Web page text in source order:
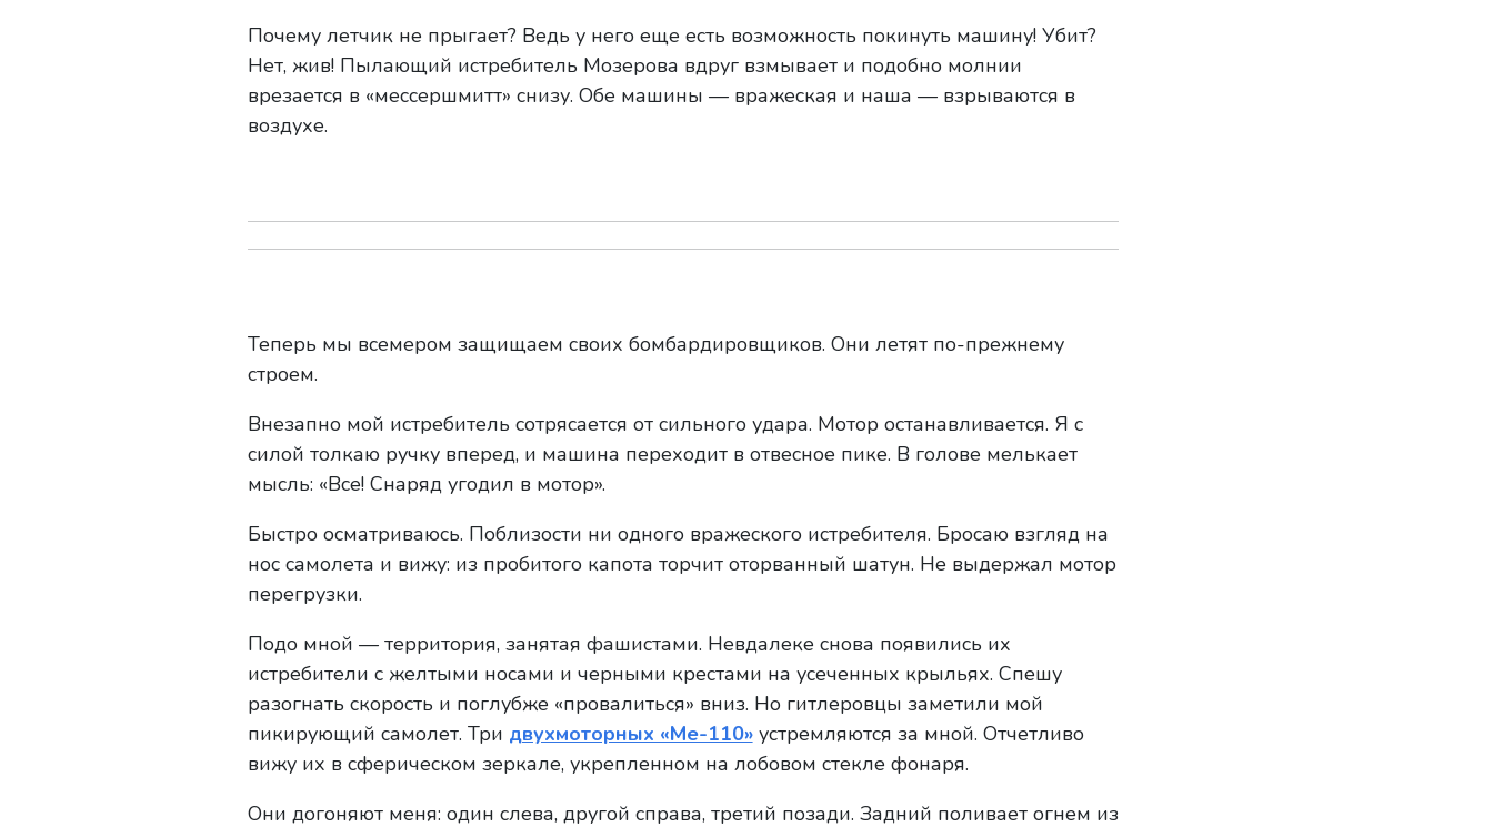
Почему летчик не прыгает? Ведь у него еще есть возможность покинуть машину! Убит?
Нет, жив! Пылающий истребитель Мозерова вдруг взмывает и подобно молнии
врезается в «мессершмитт» снизу. Обе машины — вражеская и наша — взрываются в
воздухе.
Теперь мы всемером защищаем своих бомбардировщиков. Они летят по-прежнему
строем.
Внезапно мой истребитель сотрясается от сильного удара. Мотор останавливается. Я с
силой толкаю ручку вперед, и машина переходит в отвесное пике. В голове мелькает
мысль: «Все! Снаряд угодил в мотор».
Быстро осматриваюсь. Поблизости ни одного вражеского истребителя. Бросаю взгляд на
нос самолета и вижу: из пробитого капота торчит оторванный шатун. Не выдержал мотор
перегрузки.
Подо мной — территория, занятая фашистами. Невдалеке снова появились их
истребители с желтыми носами и черными крестами на усеченных крыльях. Спешу
разогнать скорость и поглубже «провалиться» вниз. Но гитлеровцы заметили мой
пикирующий самолет. Три двухмоторных «Ме-110»устремляются за мной. Отчетливо
вижу их в сферическом зеркале, укрепленном на лобовом стекле фонаря.
Они догоняют меня: один слева, другой справа, третий позади. Задний поливает огнем из